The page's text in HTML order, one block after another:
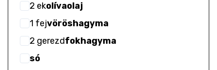
2 ekolívaolaj
1 fejvöröshagyma
2 gerezdfokhagyma
só